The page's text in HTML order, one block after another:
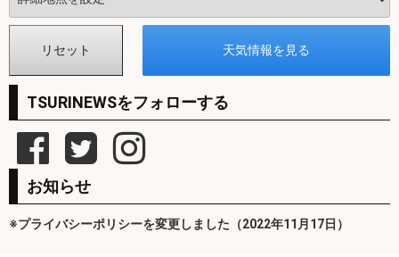
TSURINEWSをフォローする
お知らせ
※プライバシーポリシーを変更しました（2022年11月17日）